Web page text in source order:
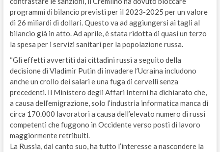
programmi di bilancio previsti per il 2023-2025 per un valore
di 26 miliardi di dollari. Questo va ad aggiungersi ai tagli al
bilancio già in atto. Ad aprile, è stata ridotta di quasi un terzo
la spesa per i servizi sanitari per la popolazione russa.
“Gli effetti avvertiti dai cittadini russi a seguito della
decisione di Vladimir Putin di invadere l’Ucraina includono
anche un crollo dei salari e una fuga di cervelli senza
precedenti. Il Ministero degli Affari Interni ha dichiarato che,
a causa dell’emigrazione, solo l’industria informatica manca di
circa 170.000 lavoratori a causa dell’elevato numero di russi
competenti che fuggono in Occidente verso posti di lavoro
maggiormente retribuiti.
La Russia, dal canto suo, ha tutto l’interesse a nascondere la